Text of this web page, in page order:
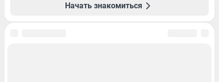
Начать знакомиться